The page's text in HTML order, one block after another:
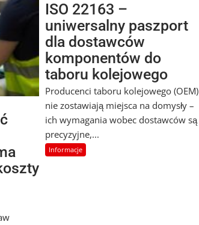
ISO 22163 –
uniwersalny paszport
dla dostawców
komponentów do
taboru kolejowego
Producenci taboru kolejowego (OEM)
nie zostawiają miejsca na domysły –
ich wymagania wobec dostawców są
precyzyjne,...
Informacje